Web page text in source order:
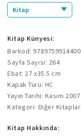
Kitap
Kitap Künyesi:
Barkod: 9789759914400
Sayfa Sayısı: 264
Ebat: 27 x35.5 cm
Kapak Türü: HC
Yayın Tarihi: Kasım 2007
Kategori: Diğer Kitaplar
Kitap Hakkında: